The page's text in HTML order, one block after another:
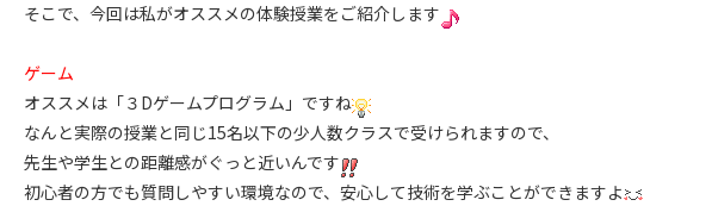
そこで、今回は私がオススメの体験授業をご紹介します
ゲーム
オススメは「３Dゲームプログラム」ですね
なんと実際の授業と同じ15名以下の少人数クラスで受けられますので、
先生や学生との距離感がぐっと近いんです
初心者の方でも質問しやすい環境なので、安心して技術を学ぶことができますよ